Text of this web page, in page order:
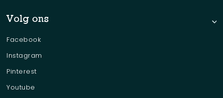
Volg ons
Facebook
Instagram
Pinterest
Youtube